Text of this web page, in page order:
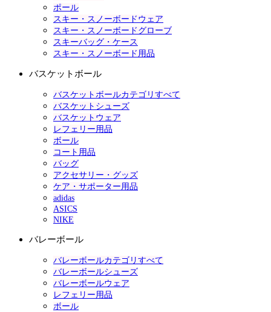
ポール
スキー・スノーボードウェア
スキー・スノーボードグローブ
スキーバッグ・ケース
スキー・スノーボード用品
バスケットボール
バスケットボールカテゴリすべて
バスケットシューズ
バスケットウェア
レフェリー用品
ボール
コート用品
バッグ
アクセサリー・グッズ
ケア・サポーター用品
adidas
ASICS
NIKE
バレーボール
バレーボールカテゴリすべて
バレーボールシューズ
バレーボールウェア
レフェリー用品
ボール